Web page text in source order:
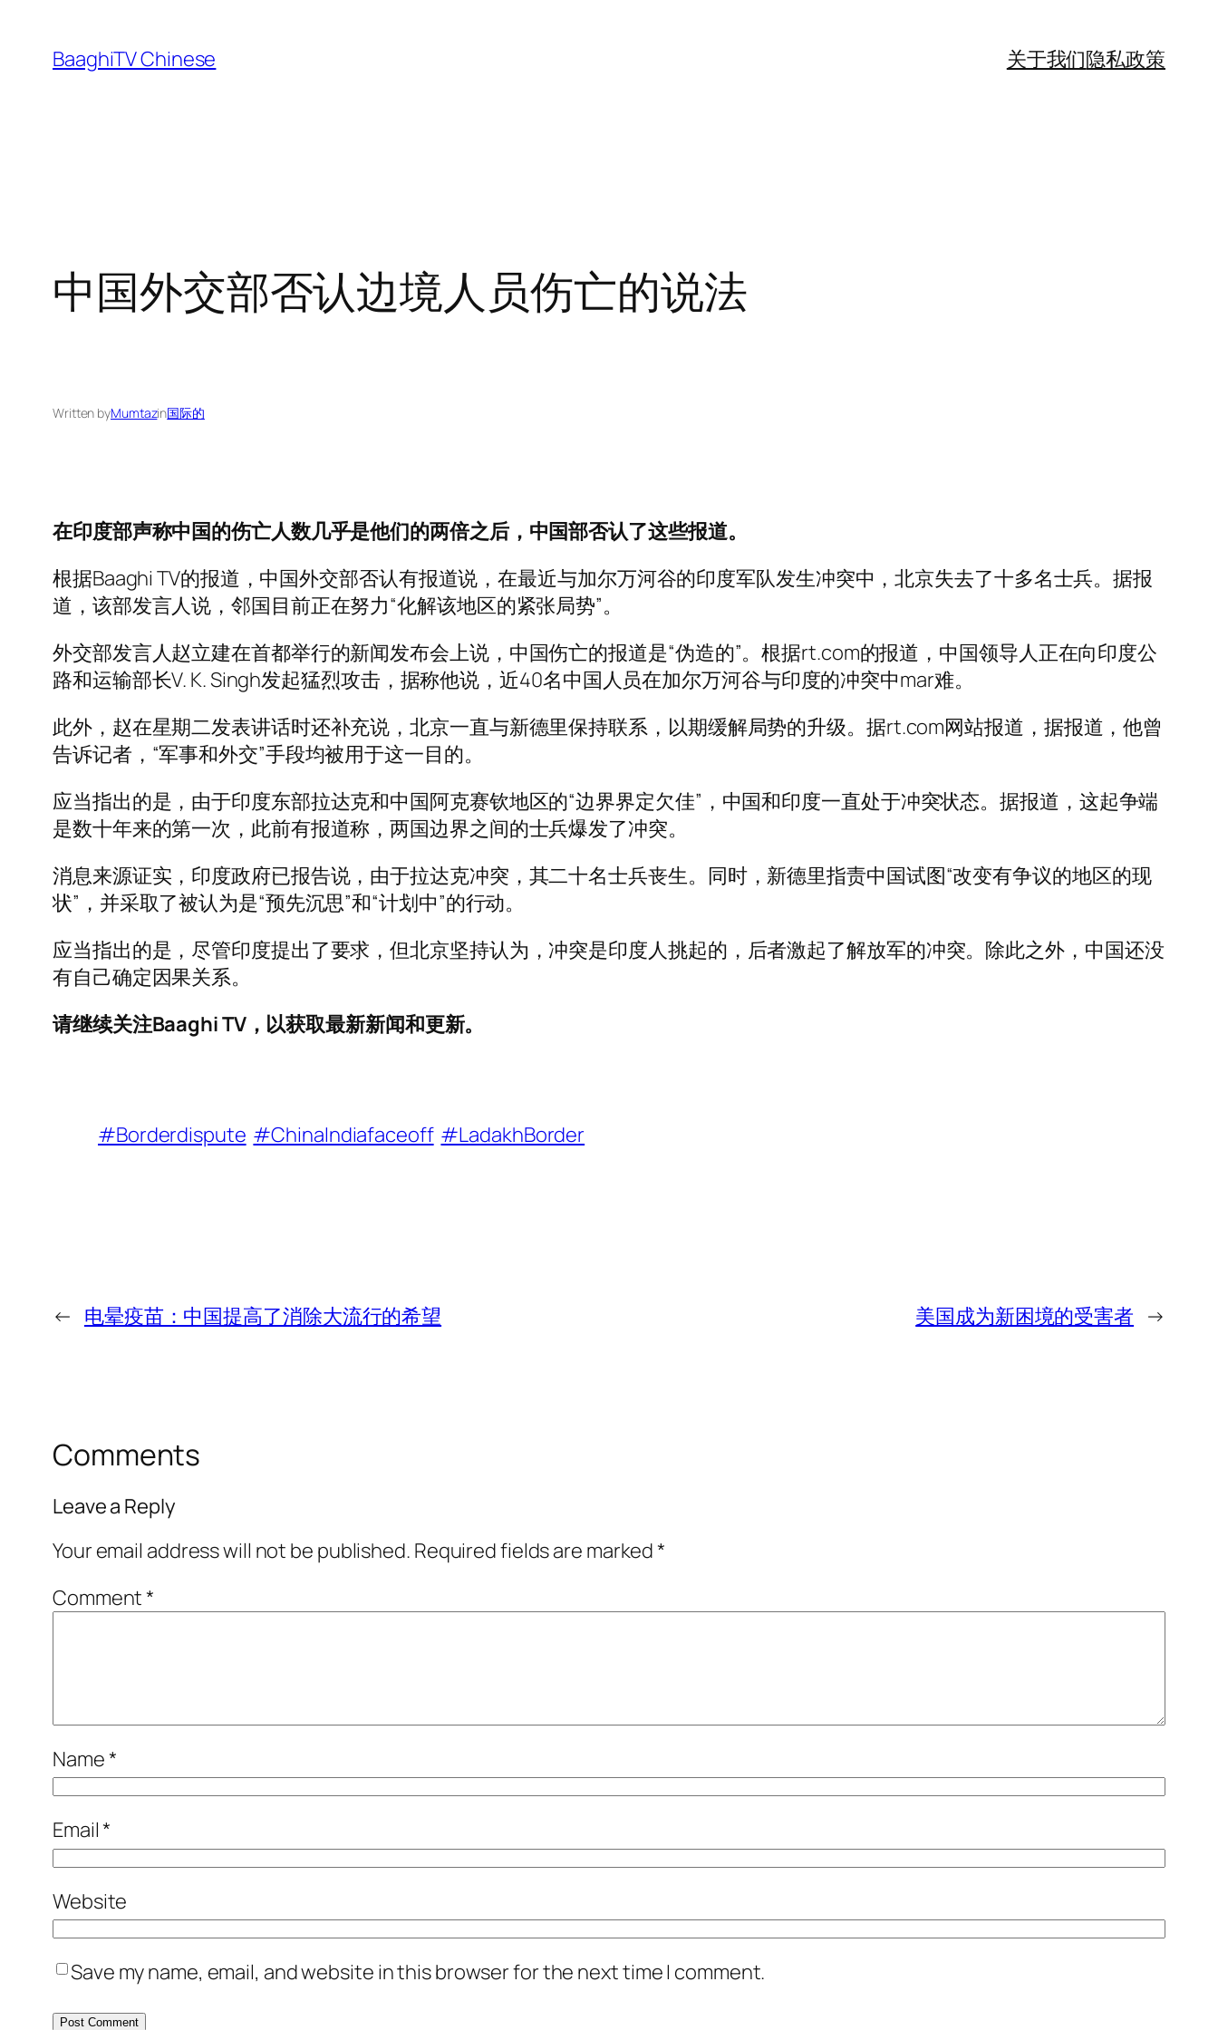
content
BaaghiTV Chinese 关于我们隐私政策
中国外交部否认边境人员伤亡的说法
Written byMumtazin国际的
在印度部声称中国的伤亡人数几乎是他们的两倍之后，中国部否认了这些报道。
根据Baaghi TV的报道，中国外交部否认有报道说，在最近与加尔万河谷的印度军队发生冲突中，北京失去了十多名士兵。据报
道，该部发言人说，邻国目前正在努力“化解该地区的紧张局势”。
外交部发言人赵立建在首都举行的新闻发布会上说，中国伤亡的报道是“伪造的”。根据rt.com的报道，中国领导人正在向印度公
路和运输部长V. K. Singh发起猛烈攻击，据称他说，近40名中国人员在加尔万河谷与印度的冲突中mar难。
此外，赵在星期二发表讲话时还补充说，北京一直与新德里保持联系，以期缓解局势的升级。据rt.com网站报道，据报道，他曾
告诉记者，“军事和外交”手段均被用于这一目的。
应当指出的是，由于印度东部拉达克和中国阿克赛钦地区的“边界界定欠佳”，中国和印度一直处于冲突状态。据报道，这起争端
是数十年来的第一次，此前有报道称，两国边界之间的士兵爆发了冲突。
消息来源证实，印度政府已报告说，由于拉达克冲突，其二十名士兵丧生。同时，新德里指责中国试图“改变有争议的地区的现
状”，并采取了被认为是“预先沉思”和“计划中”的行动。
应当指出的是，尽管印度提出了要求，但北京坚持认为，冲突是印度人挑起的，后者激起了解放军的冲突。除此之外，中国还没
有自己确定因果关系。
请继续关注Baaghi TV，以获取最新新闻和更新。
#Borderdispute #ChinaIndiafaceoff #LadakhBorder
← 电晕疫苗：中国提高了消除大流行的希望 美国成为新困境的受害者 →
Comments
Leave a Reply
Your email address will not be published. Required fields are marked*
Comment*
Name*
Email*
Website
Save my name, email, and website in this browser for the next time I comment.